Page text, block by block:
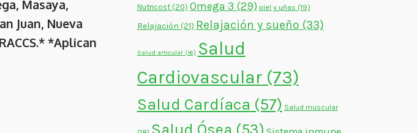
Masaya,
Juan, Nueva
*Aplican
Nutricost(20) Omega 3 (29) piel y uñas (19)
Relajación (21) Relajación y sueño (33)
Salud articular(16) Salud
Cardiovascular(73)
Salud Cardíaca (57) Salud muscular